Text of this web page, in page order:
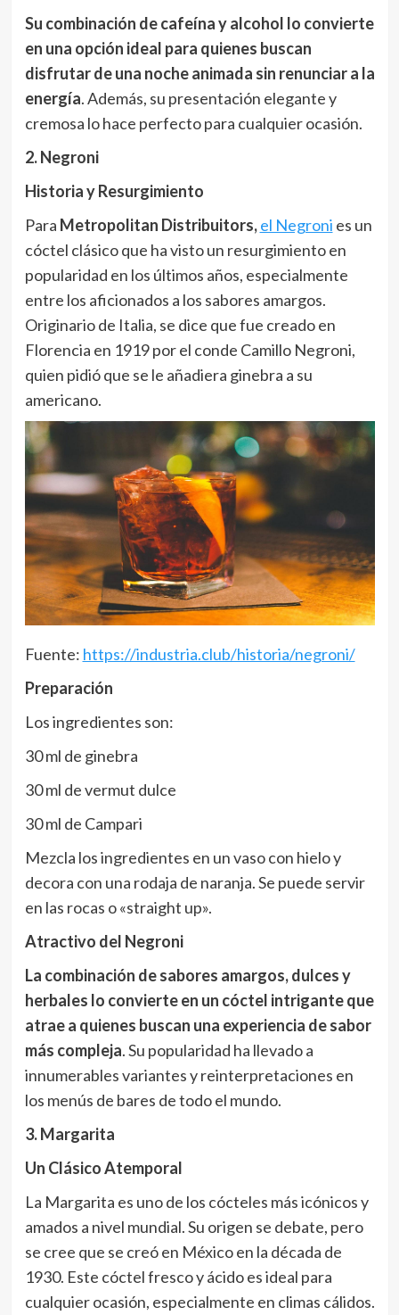
Su combinación de cafeína y alcohol lo convierte
en una opción ideal para quienes buscan
disfrutar de una noche animada sin renunciar a la
energía. Además, su presentación elegante y
cremosa lo hace perfecto para cualquier ocasión.
2. Negroni
Historia y Resurgimiento
Para Metropolitan Distribuitors, el Negroni es un
cóctel clásico que ha visto un resurgimiento en
popularidad en los últimos años, especialmente
entre los aficionados a los sabores amargos.
Originario de Italia, se dice que fue creado en
Florencia en 1919 por el conde Camillo Negroni,
quien pidió que se le añadiera ginebra a su
americano.
Fuente: https://industria.club/historia/negroni/
Preparación
Los ingredientes son:
30 ml de ginebra
30 ml de vermut dulce
30 ml de Campari
Mezcla los ingredientes en un vaso con hielo y
decora con una rodaja de naranja. Se puede servir
en las rocas o «straight up».
Atractivo del Negroni
La combinación de sabores amargos, dulces y
herbales lo convierte en un cóctel intrigante que
atrae a quienes buscan una experiencia de sabor
más compleja. Su popularidad ha llevado a
innumerables variantes y reinterpretaciones en
los menús de bares de todo el mundo.
3. Margarita
Un Clásico Atemporal
La Margarita es uno de los cócteles más icónicos y
amados a nivel mundial. Su origen se debate, pero
se cree que se creó en México en la década de
1930. Este cóctel fresco y ácido es ideal para
cualquier ocasión, especialmente en climas cálidos.